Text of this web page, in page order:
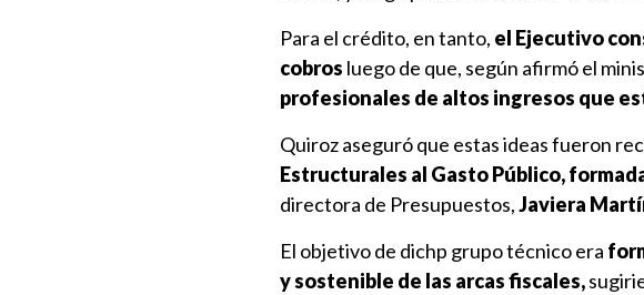
Para el crédito, en tanto, el Ejecutivo
cobros luego de que, según afirmó el
profesionales de altos ingresos que
Quiroz aseguró que estas ideas fueron
Estructurales al Gasto Público,
directora de Presupuestos,Javiera
El objetivo de dichp grupo técnico era
y sostenible de las arcas fiscales,